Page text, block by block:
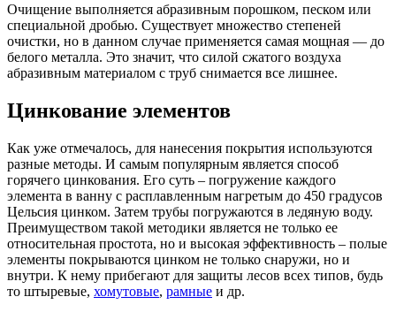
Очищение выполняется абразивным порошком, песком или
специальной дробью. Существует множество степеней
очистки, но в данном случае применяется самая мощная — до
белого металла. Это значит, что силой сжатого воздуха
абразивным материалом с труб снимается все лишнее.
Цинкование элементов
Как уже отмечалось, для нанесения покрытия используются
разные методы. И самым популярным является способ
горячего цинкования. Его суть – погружение каждого
элемента в ванну с расплавленным нагретым до 450 градусов
Цельсия цинком. Затем трубы погружаются в ледяную воду.
Преимуществом такой методики является не только ее
относительная простота, но и высокая эффективность – полые
элементы покрываются цинком не только снаружи, но и
внутри. К нему прибегают для защиты лесов всех типов, будь
то штыревые, хомутовые, рамные и др.